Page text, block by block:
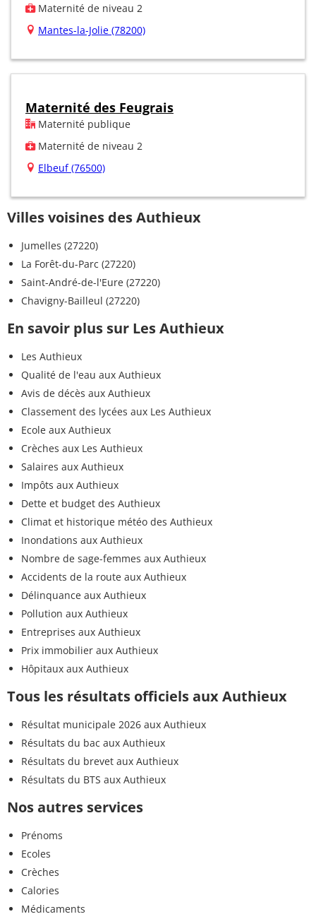
Maternité de niveau 2
Mantes-la-Jolie (78200)
Maternité des Feugrais
Maternité publique
Maternité de niveau 2
Elbeuf (76500)
Villes voisines des Authieux
Jumelles (27220)
La Forêt-du-Parc (27220)
Saint-André-de-l'Eure (27220)
Chavigny-Bailleul (27220)
En savoir plus sur Les Authieux
Les Authieux
Qualité de l'eau aux Authieux
Avis de décès aux Authieux
Classement des lycées aux Les Authieux
Ecole aux Authieux
Crèches aux Les Authieux
Salaires aux Authieux
Impôts aux Authieux
Dette et budget des Authieux
Climat et historique météo des Authieux
Inondations aux Authieux
Nombre de sage-femmes aux Authieux
Accidents de la route aux Authieux
Délinquance aux Authieux
Pollution aux Authieux
Entreprises aux Authieux
Prix immobilier aux Authieux
Hôpitaux aux Authieux
Tous les résultats officiels aux Authieux
Résultat municipale 2026 aux Authieux
Résultats du bac aux Authieux
Résultats du brevet aux Authieux
Résultats du BTS aux Authieux
Nos autres services
Prénoms
Ecoles
Crèches
Calories
Médicaments